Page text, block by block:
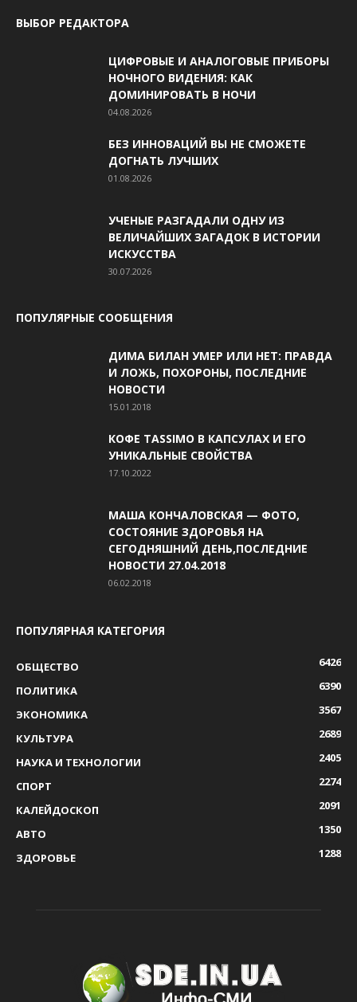
ВЫБОР РЕДАКТОРА
ЦИФРОВЫЕ И АНАЛОГОВЫЕ ПРИБОРЫ
НОЧНОГО ВИДЕНИЯ: КАК
ДОМИНИРОВАТЬ В НОЧИ
04.08.2026
БЕЗ ИННОВАЦИЙ ВЫ НЕ СМОЖЕТЕ
ДОГНАТЬ ЛУЧШИХ
01.08.2026
УЧЕНЫЕ РАЗГАДАЛИ ОДНУ ИЗ
ВЕЛИЧАЙШИХ ЗАГАДОК В ИСТОРИИ
ИСКУССТВА
30.07.2026
ПОПУЛЯРНЫЕ СООБЩЕНИЯ
ДИМА БИЛАН УМЕР ИЛИ НЕТ: ПРАВДА
И ЛОЖЬ, ПОХОРОНЫ, ПОСЛЕДНИЕ
НОВОСТИ
15.01.2018
КОФЕ TASSIMO В КАПСУЛАХ И ЕГО
УНИКАЛЬНЫЕ СВОЙСТВА
17.10.2022
МАША КОНЧАЛОВСКАЯ — ФОТО,
СОСТОЯНИЕ ЗДОРОВЬЯ НА
СЕГОДНЯШНИЙ ДЕНЬ,ПОСЛЕДНИЕ
НОВОСТИ 27.04.2018
06.02.2018
ПОПУЛЯРНАЯ КАТЕГОРИЯ
ОБЩЕСТВО
6426
ПОЛИТИКА
6390
ЭКОНОМИКА
3567
КУЛЬТУРА
2689
НАУКА И ТЕХНОЛОГИИ
2405
СПОРТ
2274
КАЛЕЙДОСКОП
2091
АВТО
1350
ЗДОРОВЬЕ
1288